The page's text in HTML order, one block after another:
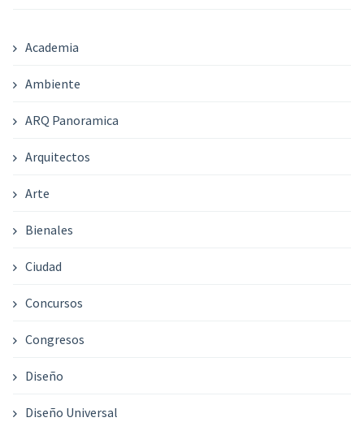
Academia
Ambiente
ARQ Panoramica
Arquitectos
Arte
Bienales
Ciudad
Concursos
Congresos
Diseño
Diseño Universal